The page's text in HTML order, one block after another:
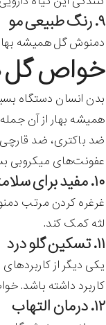
۹. رنگ طبیعی مو
دمنوش گل همیشه بهار
خواص گل
بدن انسان دستگاه
همیشه بهار از آن
ضد باکتری، ضد
عفونت‌های میکروبی
۱۰. مفید برای سلامتی دهان
غرغره کردن مرتب
لثه کمک کند.
۱۱. تسکین گلو درد
یکی دیگر از
کاربرد داشته باشد.
۱۲. درمان التهاب